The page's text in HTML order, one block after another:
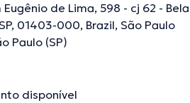
de Lima, 598 - cj 62 - Bela
01403-000, Brazil, São Paulo
Paulo (SP)
disponível